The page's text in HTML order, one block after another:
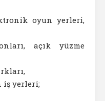
oyun yerleri,
açık yüzme
iş yerleri;